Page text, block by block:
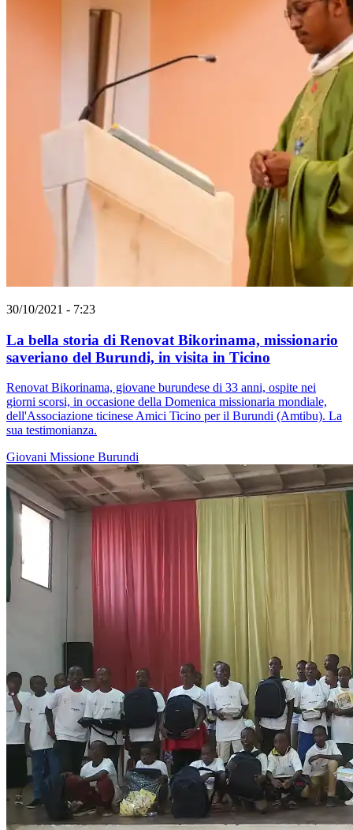
30/10/2021 - 7:23
La bella storia di Renovat Bikorinama, missionario
saveriano del Burundi, in visita in Ticino
Renovat Bikorinama, giovane burundese di 33 anni, ospite nei
giorni scorsi, in occasione della Domenica missionaria mondiale,
dell'Associazione ticinese Amici Ticino per il Burundi (Amtibu). La
sua testimonianza.
Giovani Missione Burundi